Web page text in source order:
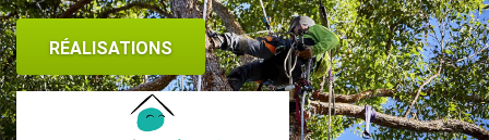
RÉALISATIONS